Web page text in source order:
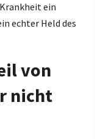
ein
echter Held des
von
nicht